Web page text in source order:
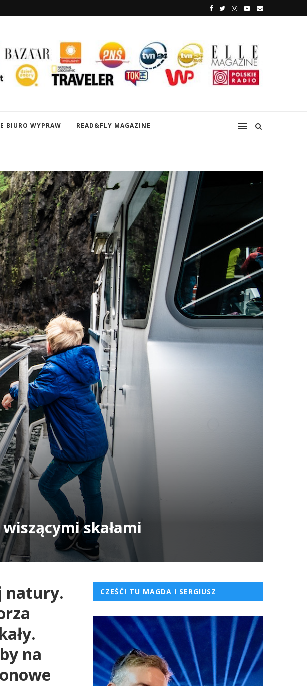
BIURO WYPRAW READ&FLY MAGAZINE
skałami
natury.
na
CZEŚĆ! TU MAGDA I SERGIUSZ